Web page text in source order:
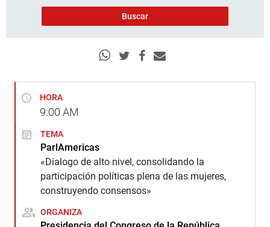
HORA
9:00 AM
TEMA
ParlAmericas
«Dialogo de alto nivel, consolidando la
participación políticas plena de las mujeres,
construyendo consensos»
ORGANIZA